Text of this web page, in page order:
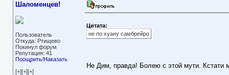
Шаломенцев!
Пользователь
Откуда: Ртищево
Покинул форум
Репутация: 41
Поощрить/Наказать
[+][+][+]
Цитата:
не по хуану самбрейро
Не Дим, правда! Болею с этой мути. Кстати